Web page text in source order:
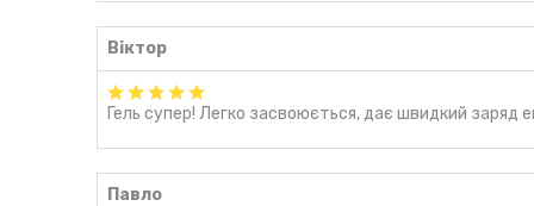
Сіль
Попередження
Продукт не може використовуватися як заміна (сурогат)
який з інгредієнтів продукту. Зберігати в недоступному для
Віктор
Гель супер! Легко засвоюється, дає швидкий заряд
Павло